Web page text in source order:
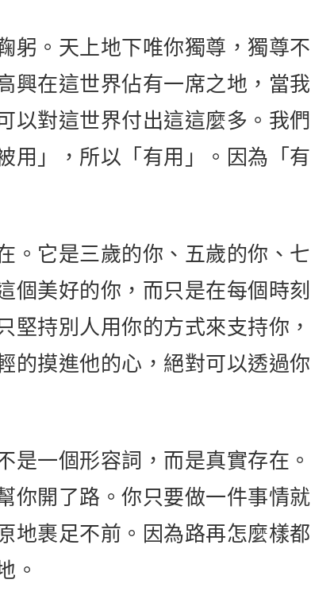
躬。天上地下唯你獨尊，獨尊不
興在這世界佔有一席之地，當我
以對這世界付出這這麼多。我們
用」，所以「有用」。因為「有
。它是三歲的你、五歲的你、七
個美好的你，而只是在每個時刻
堅持別人用你的方式來支持你，
的摸進他的心，絕對可以透過你
是一個形容詞，而是真實存在。
你開了路。你只要做一件事情就
地裹足不前。因為路再怎麼樣都
。